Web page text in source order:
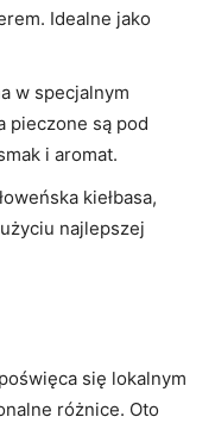
Idealne jako
w specjalnym
pieczone są pod
i aromat.
kiełbasa,
najlepszej
się lokalnym
różnice. Oto